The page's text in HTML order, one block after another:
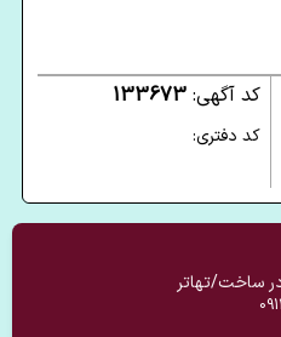
کد آگهی: 133673
کد دفتری:
ساخت/تهاتر